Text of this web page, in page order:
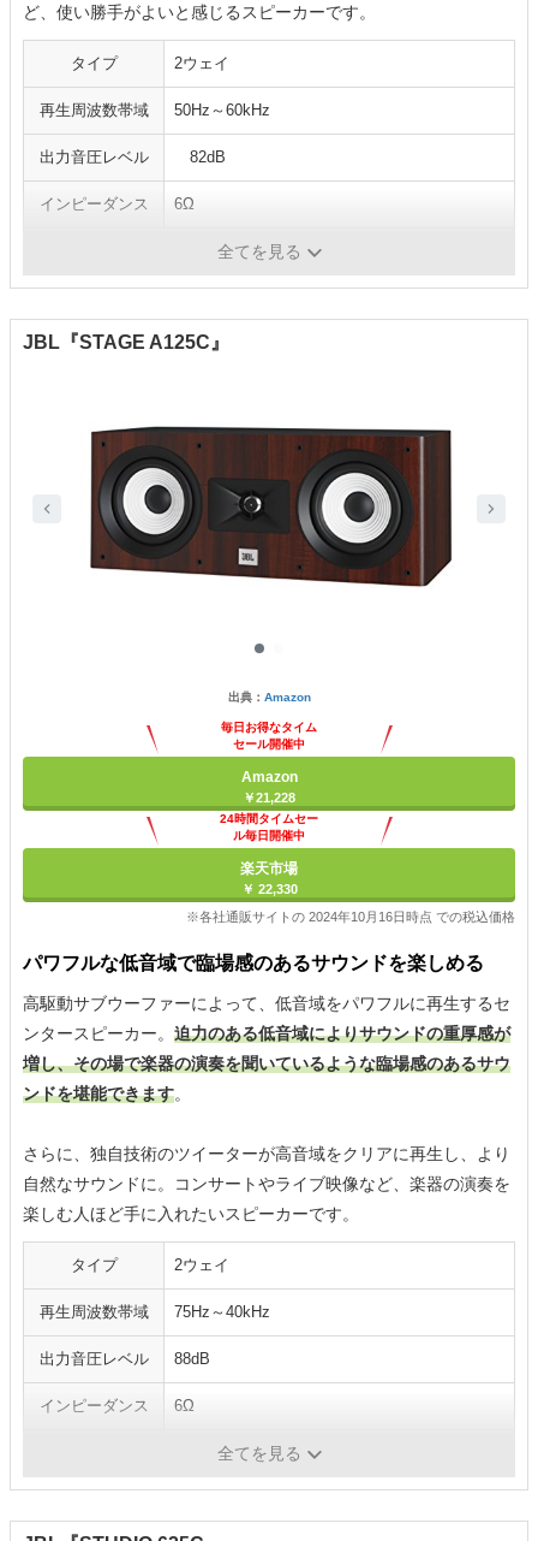
ど、使い勝手がよいと感じるスピーカーです。
タイプ 2ウェイ
再生周波数帯域 50Hz～60kHz
出力音圧レベル 82dB
インピーダンス 6Ω
幅320×奥行178×高さ100mm
全てを見る
JBL『STAGE A125C』
出典： Amazon
毎日お得なタイム
セール開催中
Amazon
￥21,228
24時間タイムセー
ル毎日開催中
楽天市場
￥ 22,330
※各社通販サイトの 2024年10月16日時点 での税込価格
パワフルな低音域で臨場感のあるサウンドを楽しめる
高駆動サブウーファーによって、低音域をパワフルに再生するセ
ンタースピーカー。 迫力のある低音域によりサウンドの重厚感が
増し、その場で楽器の演奏を聞いているような臨場感のあるサウ
ンドを堪能できます。
さらに、独自技術のツイーターが高音域をクリアに再生し、より
自然なサウンドに。コンサートやライブ映像など、楽器の演奏を
楽しむ人ほど手に入れたいスピーカーです。
タイプ 2ウェイ
再生周波数帯域 75Hz～40kHz
出力音圧レベル 88dB
インピーダンス 6Ω
幅469×奥行220×高さ190mm
全てを見る